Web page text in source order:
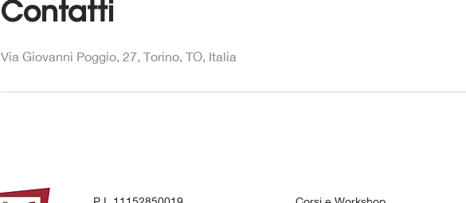
Contatti
Via Giovanni Poggio, 27, Torino, TO, Italia